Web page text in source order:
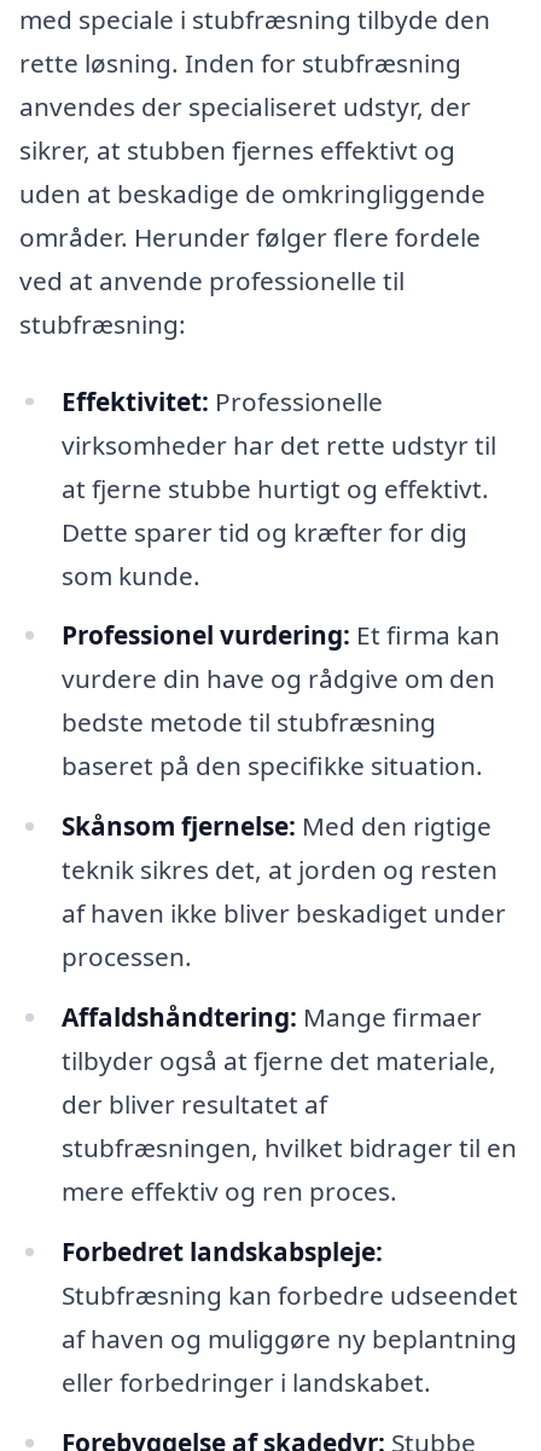
med speciale i stubfræsning tilbyde den
rette løsning. Inden for stubfræsning
anvendes der specialiseret udstyr, der
sikrer, at stubben fjernes effektivt og
uden at beskadige de omkringliggende
områder. Herunder følger flere fordele
ved at anvende professionelle til
stubfræsning:
Effektivitet: Professionelle
virksomheder har det rette udstyr til
at fjerne stubbe hurtigt og effektivt.
Dette sparer tid og kræfter for dig
som kunde.
Professionel vurdering: Et firma kan
vurdere din have og rådgive om den
bedste metode til stubfræsning
baseret på den specifikke situation.
Skånsom fjernelse: Med den rigtige
teknik sikres det, at jorden og resten
af haven ikke bliver beskadiget under
processen.
Affaldshåndtering: Mange firmaer
tilbyder også at fjerne det materiale,
der bliver resultatet af
stubfræsningen, hvilket bidrager til en
mere effektiv og ren proces.
Forbedret landskabspleje:
Stubfræsning kan forbedre udseendet
af haven og muliggøre ny beplantning
eller forbedringer i landskabet.
Forebyggelse af skadedyr: Stubbe